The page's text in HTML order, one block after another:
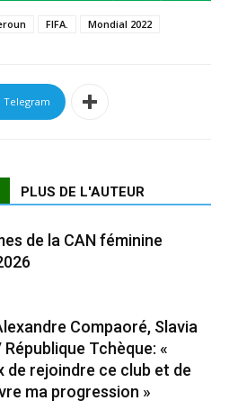
FIFA. Mondial 2022
Telegram
PLUS DE L'AUTEUR
de la CAN féminine
Compaoré, Slavia
Tchèque: «
de rejoindre ce club et de
ma progression »